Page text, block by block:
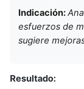
Indicación:
esfuerzos de
sugiere
Resultado: